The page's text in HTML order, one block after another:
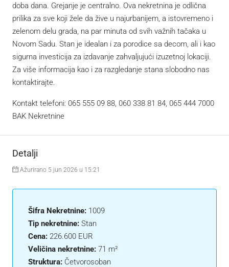
doba dana. Grejanje je centralno. Ova nekretnina je odlična
prilika za sve koji žele da žive u najurbanijem, a istovremeno i
zelenom delu grada, na par minuta od svih važnih tačaka u
Novom Sadu. Stan je idealan i za porodice sa decom, ali i kao
sigurna investicija za izdavanje zahvaljujući izuzetnoj lokaciji.
Za više informacija kao i za razgledanje stana slobodno nas
kontaktirajte.
Kontakt telefoni: 065 555 09 88, 060 338 81 84, 065 444 7000
BAK Nekretnine
Detalji
Ažurirano 5 jun 2026 u 15:21
Šifra Nekretnine: 1009
Tip nekretnine: Stan
Cena: 226.600 EUR
Veličina nekretnine: 71 m²
Struktura: Četvorosoban